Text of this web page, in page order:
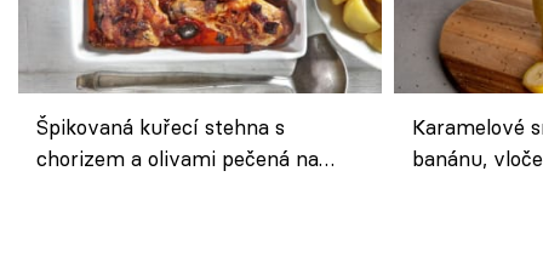
Špikovaná kuřecí stehna s
chorizem a olivami pečená na
Karamelové
banánu,